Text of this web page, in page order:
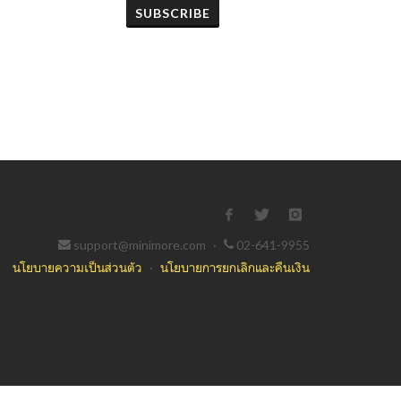
SUBSCRIBE
support@minimore.com ·
02-641-9955
นโยบายความเป็นส่วนตัว · นโยบายการยกเลิกและคืนเงิน